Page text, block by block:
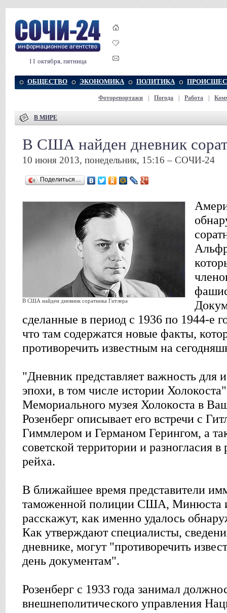
11 октября, пятница
ОБЩЕСТВО ЭКОНОМИКА ПОЛИТИКА
Фоторепортажи Погода Работа
В МИРЕ
В США найден дневник
10 июня 2013, понедельник, 15:16 – СОЧИ-24
Поделиться…
В США найден дневник соратника Гитлера
сделанные в период с 1936 по 1944-е
что там содержатся новые факты,
противоречить известным на
"Дневник представляет важность для
эпохи, в том числе истории
Мемориального музея Холокоста в
Розенберг описывает его встречи с
Гиммлером и Германом Герингом, а
советской территории и разногласия в
рейха.
В ближайшее время представители
таможенной полиции США, Минюста и
расскажут, как именно удалось
Как утверждают специалисты,
дневнике, могут "противоречить
день документам".
Розенберг с 1933 года занимал
внешнеполитического управления